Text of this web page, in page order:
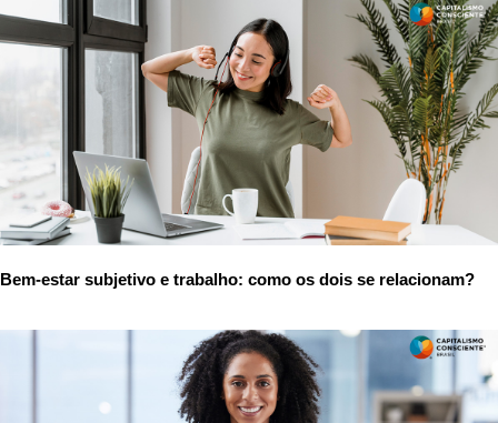
Bem-estar subjetivo e trabalho: como os dois se relacionam?